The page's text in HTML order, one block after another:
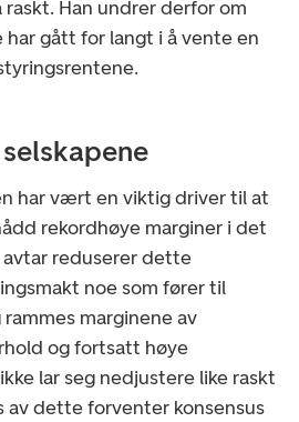
raskt. Han undrer derfor om
gått for langt i å vente en
har vært en viktig driver til at
rekordhøye marginer i det
avtar reduserer dette
noe som fører til
marginene av
og fortsatt høye
lar seg nedjustere like raskt
av dette forventer konsensus